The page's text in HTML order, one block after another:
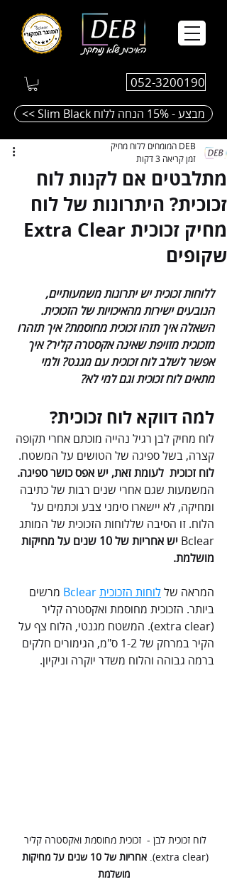
052-3200190
<< Slim Black מבצע - 15% הנחה ללוח
מתלבטים אם לקנות לוח
זכוכית? היתרונות של לוח
מחיק זכוכית Extra Clear
שקופים
DEB המומחים ללוח מחיק
זמן קריאה 3 דקות
ללוחות זכוכית יש יתרונות משמעותיים,
הנובעים ישירות מהאיכויות של הזכוכית.
השאלה איך תזהו זכוכית מחוסמת? איך תזהרו
מזכוכית מזויפת שאינה אקסטרה קליר? איך
אפשר לשלב לוח זכוכית עם מגנט? ולמי
מתאים לוח זכוכית וגם למי לא?
למה דווקא לוח זכוכית?
לוח מחיק לבן רגיל נהייה מוכתם אחרי תקופה
קצרה, בשל ספיגה של הטושים על המשטח.
לוח זכוכית  לעומת זאת, יש אפס כושר ספיגה.
המשמעות שגם אחרי שנים רבות של כתיבה
ומחיקה, לא יישארו סימני צבע וכתמים על
הלוח. זו הסיבה שללוחות הזכוכית של המותג
Bclear
יש אחריות של 10 שנים על מחיקות
מושלמת.
המראה של לוחות הזכוכיתBclear מרשים
ביותר. הזכוכית מחוסמת ואקסטרה קליר
(extra clear). המשטח מגנטי, הלוח צף על
הקיר במרחק של 1-2 ס"מ, הגימורים חלקים
ברמה גבוהה והלוח משדר יוקרה וניקיון.
לוח זכוכית לבן -  זכוכית מחוסמת ואקסטרה קליר
(extra clear).
אחריות של 10 שנים על מחיקות
מושלמת